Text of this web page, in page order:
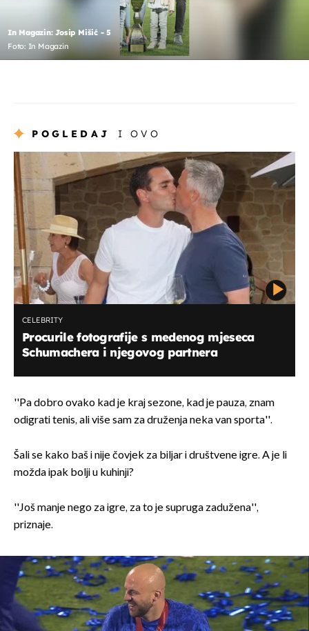
In Magazin: Josip Mišić - 5
Foto: In Magazin
POGLEDAJ I OVO
CELEBRITY
Procurile fotografije s medenog mjeseca
Schumachera i njegovog partnera
''Pa dobro ovako kad je kraj sezone, kad je pauza, znam
odigrati tenis, ali više sam za druženja neka van sporta''.
Šali se kako baš i nije čovjek za biljar i društvene igre. A je li
možda ipak bolji u kuhinji?
''Još manje nego za igre, za to je supruga zadužena'',
priznaje.